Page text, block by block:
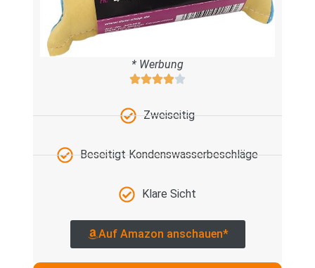
* Werbung
Zweiseitig
Beseitigt Kondenswasserbeschläge
Klare Sicht
Auf Amazon anschauen*